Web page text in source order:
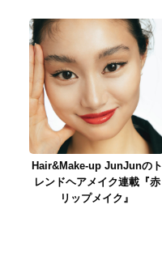
Hair&Make-up JunJunのト
レンドヘアメイク連載『赤
リップメイク』